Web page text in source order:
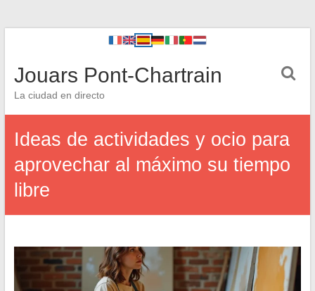
Jouars Pont-Chartrain
La ciudad en directo
Ideas de actividades y ocio para
aprovechar al máximo su tiempo
libre